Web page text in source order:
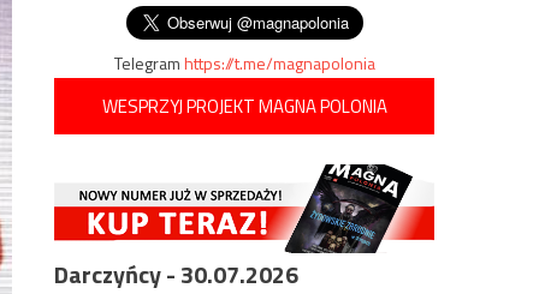
Telegramhttps://t.me/magnapolonia
WESPRZYJ PROJEKT MAGNA POLONIA
Darczyńcy - 30.07.2026